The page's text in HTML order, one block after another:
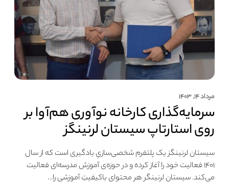
مرداد ۱۴, ۱۴۰۳
سرمایه‌گذاری کارخانه نوآوری هم‌آوا بر
روی استارتاپ سیستان لرنینگز
سیستان لرنینگز یک پلتفرم شخصی‌سازیِ یادگیری است که از سال
۱۴۰۱ فعالیت خود را آغاز کرده و در حوزه‌ی آموزش مدرسه‌ای فعالیت
می‌کند. سیستان لرنینگر هر محتوای باکیفیتِ آموزشی را…